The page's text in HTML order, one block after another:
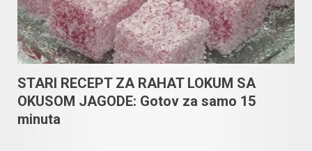
STARI RECEPT ZA RAHAT LOKUM SA
OKUSOM JAGODE: Gotov za samo 15
minuta